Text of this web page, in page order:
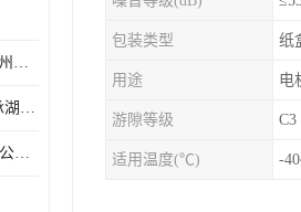
美国KBS直线法兰轴承湖州KBS轴承
德国NEY轴承 耐尔优轴承湖州代理商
湖州恩斯凯工业技术有限公司NSK轴承*经销商
包装类型 纸
用途 电
游隙等级 C3
适用温度(℃) -